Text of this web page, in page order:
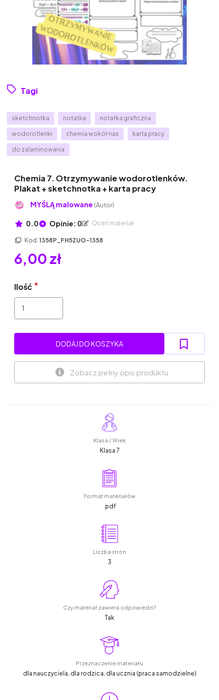
Tagi
sketchnotka notatka notatka graficzna
wodorotlenki chemia wokół nas karta pracy
do zalaminowania
Chemia 7. Otrzymywanie wodorotlenków.
Plakat + sketchnotka + karta pracy
MYŚLĄ malowane (Autor)
0.0 Opinie: 0 Oceń materiał
Kod: 1358P_FH5ZUO-1358
6,00 zł
Ilość
DODAJ DO KOSZYKA
Zobacz pełny opis produktu
Klasa / Wiek
Klasa 7
Format materiałów
.pdf
Liczba stron
3
Czy materiał zawiera odpowiedzi?
Tak
Przeznaczenie materiału
dla nauczyciela, dla rodzica, dla ucznia (praca samodzielne)